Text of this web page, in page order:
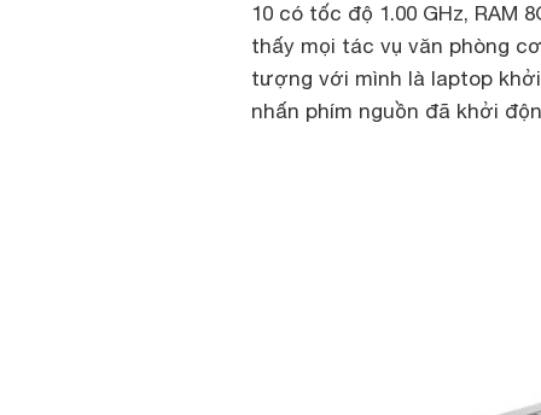
10 có tốc độ 1.00 GHz, RAM
thấy mọi tác vụ văn phòng
tượng với mình là laptop
nhấn phím nguồn đã khởi